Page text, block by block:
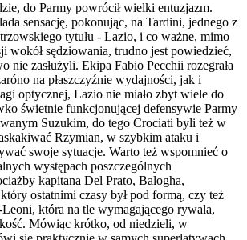
do Parmy powrócił wielki entuzjazm.
sensację, pokonując, na Tardini, jednego z
tytułu - Lazio, i co ważne, mimo
wokół sędziowania, trudno jest powiedzieć,
nie zasłużyli. Ekipa Fabio Pecchii rozegrała
na płaszczyźnie wydajności, jak i
optycznej, Lazio nie miało zbyt wiele do
świetnie funkcjonującej defensywie Parmy
Suzukim, do tego Crociati byli też w
Rzymian, w szybkim ataku i
swoje sytuacje. Warto też wspomnieć o
występach poszczególnych
kapitana Del Prato, Balogha,
ostatnimi czasy był pod formą, czy też
która na tle wymagającego rywala,
Mówiąc krótko, od niedzieli, w